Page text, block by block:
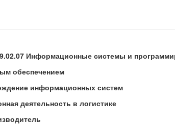
Информационные системы и
обеспечением
информационных систем
деятельность в логистике